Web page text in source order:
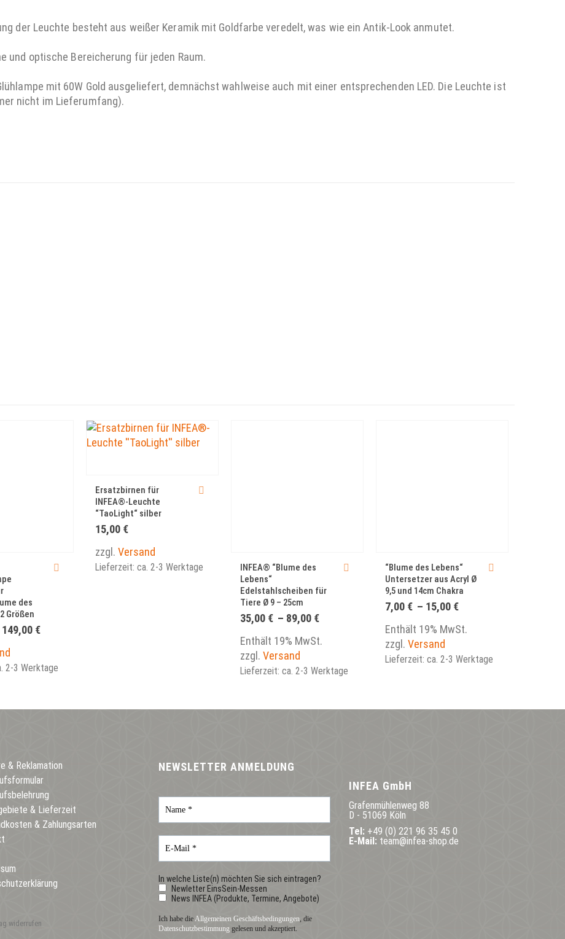
der Leuchte besteht aus weißer Keramik mit Goldfarbe veredelt, was wie ein Antik-Look anmutet.
und optische Bereicherung für jeden Raum.
mit 60W Gold ausgeliefert, demnächst wahlweise auch mit einer entsprechenden LED. Die Leuchte ist
nicht im Lieferumfang).
des
Größen
149,00 €
149,00 €
2-3 Werktage
Dieses Produkt weist mehrere Varianten auf. Die Optionen können auf der Produktseite gewählt werden
Ersatzbirnen für
INFEA®-Leuchte
“TaoLight“ silber
15,00 €
zzgl. Versand
Lieferzeit: ca. 2-3 Werktage
INFEA® “Blume des
Lebens“
Edelstahlscheiben für
Tiere Ø 9 – 25cm
35,00 € – 89,00 €
Enthält 19% MwSt.
zzgl. Versand
Lieferzeit: ca. 2-3 Werktage
“Blume des Lebens“
Untersetzer aus Acryl Ø
9,5 und 14cm Chakra
7,00 € – 15,00 €
bis
Enthält 19% MwSt.
zzgl. Versand
Lieferzeit: ca. 2-3 Werktage
& Reklamation
& Lieferzeit
& Zahlungsarten
widerrufen
NEWSLETTER ANMELDUNG
In welche Liste(n) möchten Sie sich eintragen?
Newletter EinsSein-Messen
News INFEA (Produkte, Termine, Angebote)
Ich habe dieAllgemeinen Geschäftsbedingungen, die
Datenschutzbestimmunggelesen und akzeptiert.
INFEA GmbH
Grafenmühlenweg 88
D - 51069 Köln
Tel: +49 (0) 221 96 35 45 0
E-Mail: team@infea-shop.de